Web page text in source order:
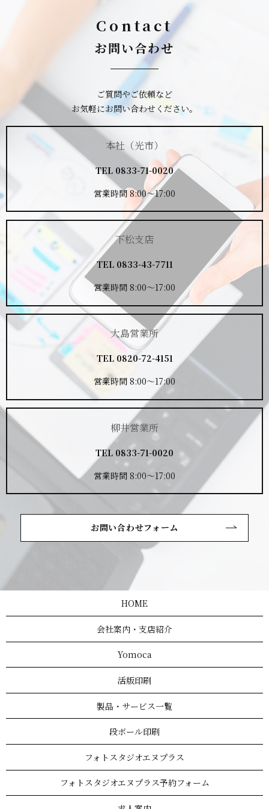
Contact
お問い合わせ
ご質問やご依頼など
お気軽にお問い合わせください。
本社（光市）
TEL 0833-71-0020
営業時間 8:00～17:00
下松支店
TEL 0833-43-7711
営業時間 8:00～17:00
大島営業所
TEL 0820-72-4151
営業時間 8:00～17:00
柳井営業所
TEL 0833-71-0020
営業時間 8:00～17:00
お問い合わせフォーム
HOME
会社案内・支店紹介
Yomoca
活版印刷
製品・サービス一覧
段ボール印刷
フォトスタジオエヌプラス
フォトスタジオエヌプラス予約フォーム